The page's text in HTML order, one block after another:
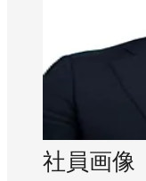
社員画像